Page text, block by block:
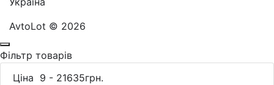
AvtoLot © 2026
Фільтр товарів
Ціна 9 - 21635грн.